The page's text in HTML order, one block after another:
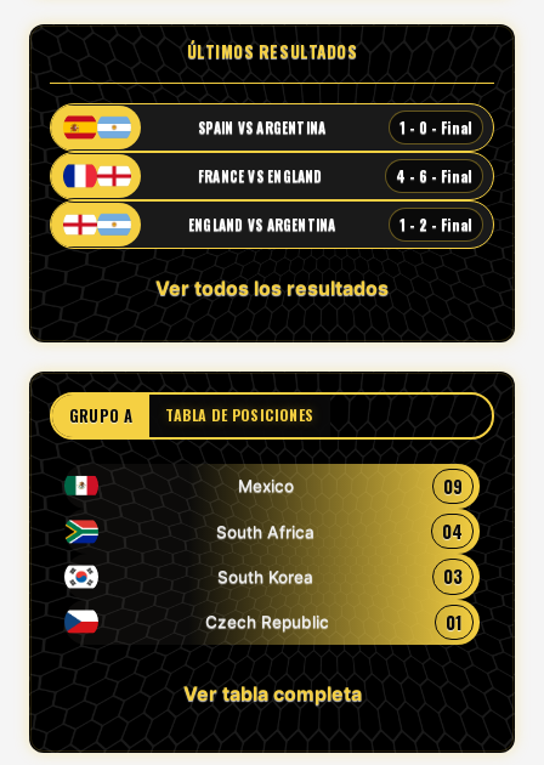
ÚLTIMOS RESULTADOS
SPAIN VS ARGENTINA 1 - 0 - Final
FRANCE VS ENGLAND 4 - 6 - Final
ENGLAND VS ARGENTINA 1 - 2 - Final
Ver todos los resultados
GRUPO A TABLA DE POSICIONES
Mexico 09
South Africa 04
South Korea 03
Czech Republic 01
Ver tabla completa